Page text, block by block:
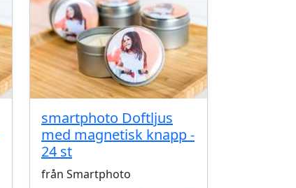
smartphoto Doftljus
med magnetisk knapp -
24 st
från Smartphoto